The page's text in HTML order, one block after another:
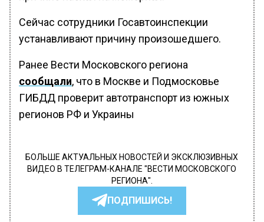
Сейчас сотрудники Госавтоинспекции
устанавливают причину произошедшего.
Ранее Вести Московского региона
сообщали, что в Москве и Подмосковье
ГИБДД проверит автотранспорт из южных
регионов РФ и Украины
БОЛЬШЕ АКТУАЛЬНЫХ НОВОСТЕЙ И ЭКСКЛЮЗИВНЫХ
ВИДЕО В ТЕЛЕГРАМ-КАНАЛЕ "ВЕСТИ МОСКОВСКОГО
РЕГИОНА".
ПОДПИШИСЬ!